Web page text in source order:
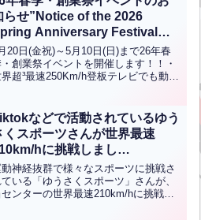
らせ”Notice of the 2026
Anniversary Festival
【ENG CHT KOR
】
20日(金祝)～5月10日(日)まで26年春
創業祭イベントを開催します！！・
超³最速250Km/h登板テレビでも動画
中、毎日世界最速230km/hを登板...全
はクリック
などで活動されているゆう
くスポーツさんが世界最速
hに挑戦しまし
！！”Yusaku Sports, who is
on platforms like TikTok,
challenged the world’s
動神経抜群で様々なスポーツに挑戦さ
いる「ゆうさくスポーツ」さんが、
センターの世界最速210km/hに挑戦